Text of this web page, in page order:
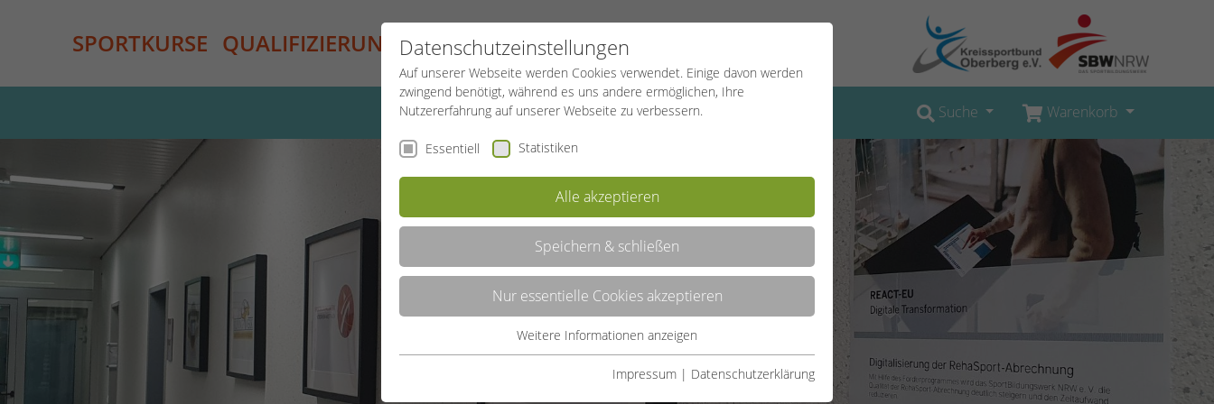
SPORTKURSE QUALIFIZIERUNG PROJEKTE SPORTREISEN
Suche Warenkorb
Datenschutzeinstellungen
Auf unserer Webseite werden Cookies verwendet. Einige davon werden
zwingend benötigt, während es uns andere ermöglichen, Ihre
Nutzererfahrung auf unserer Webseite zu verbessern.
Essentiell Statistiken
Alle akzeptieren
Speichern & schließen
Nur essentielle Cookies akzeptieren
Essentielle Cookies werden für grundlegende Funktionen der
Weitere Informationen anzeigen
Impressum | Datenschutzerklärung